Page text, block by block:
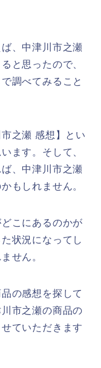
、中津川市之瀬
と思ったので、
調べてみること
之瀬 感想】とい
ます。そして、
、中津川市之瀬
もしれません。
こにあるのかが
状況になってし
せん。
の感想を探して
市之瀬の商品の
ていただきます